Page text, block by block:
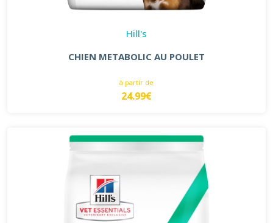
Hill's
CHIEN METABOLIC AU POULET
à partir de
24.99€